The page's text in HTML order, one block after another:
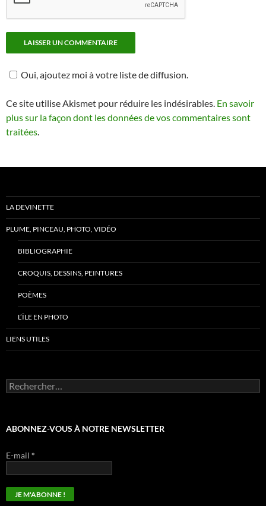
Oui, ajoutez moi à votre liste de diffusion.
Ce site utilise Akismet pour réduire les indésirables. En savoir
plus sur la façon dont les données de vos commentaires sont
traitées.
LA DEVINETTE
PLUME, PINCEAU, PHOTO, VIDÉO
BIBLIOGRAPHIE
CROQUIS, DESSINS, PEINTURES
POÈMES
L’ÎLE EN PHOTO
LIENS UTILES
ABONNEZ-VOUS À NOTRE NEWSLETTER
E-mail *